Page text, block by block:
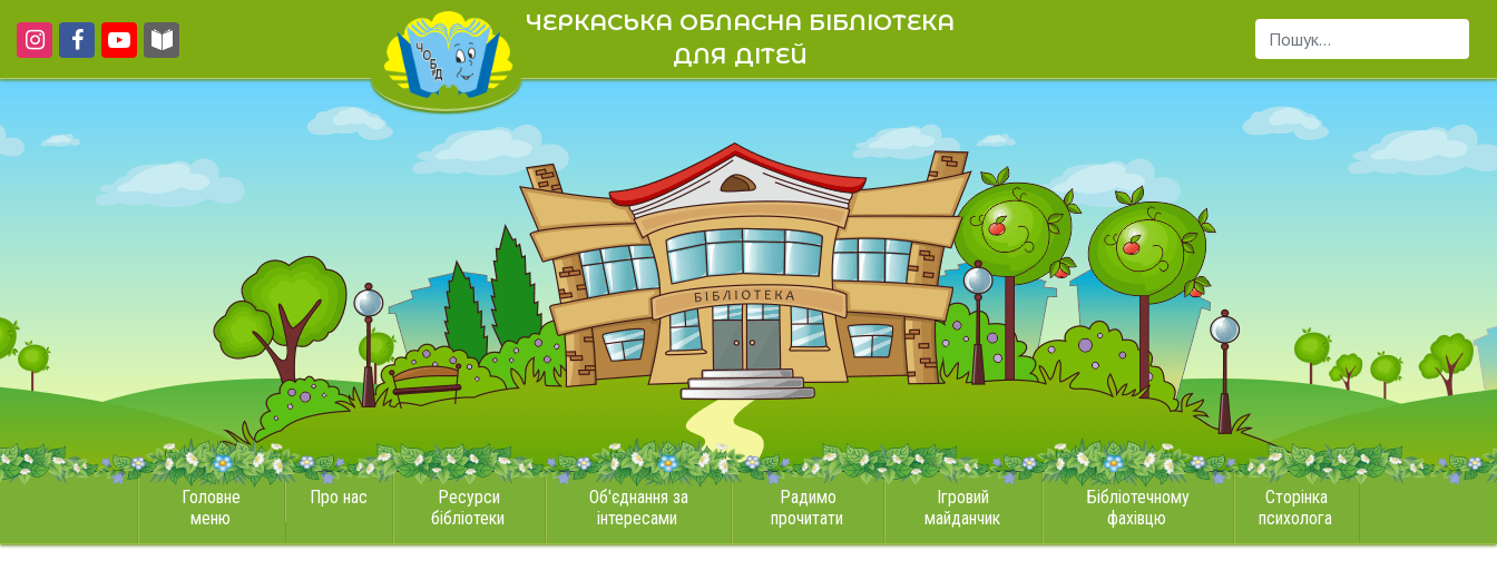
ЧЕРКАСЬКА ОБЛАСНА БІБЛІОТЕКА
ДЛЯ ДІТЕЙ
Пошук...
Головне
меню
Про нас
Ресурси
бібліотеки
Об'єднання за
інтересами
Радимо
прочитати
Ігровий
майданчик
Бібліотечному
фахівцю
Сторінка
психолога